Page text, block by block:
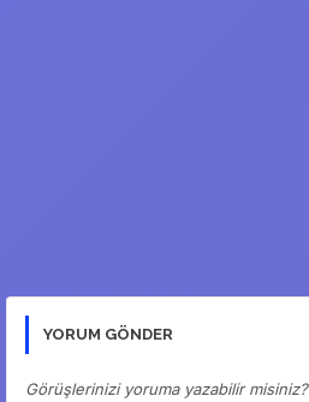
YORUM GÖNDER
Görüşlerinizi yoruma yazabilir misiniz?